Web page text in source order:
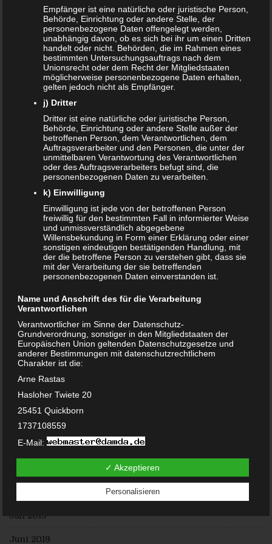
NACHRICHTEN
Kinder- und Jugendstärkungsgesetz kommt
Familien profitieren vom Rekordhaushalt 2020
Cannabis in der Muttermilch nachweisbar
Elterngeld online beantragen
Zahnspange für viele Kinder nicht notwendig
ÄLTERE ARTIKEL
Juni 2024
Mai 2024
März 2023
Oktober 2021
November 2020
Oktober 2020
September 2020
Juni 2020
Februar 2020
Januar 2020
Dezember 2019
Juli 2019
Juni 2019
Empfänger ist eine natürliche oder juristische Person,
Behörde, Einrichtung oder andere Stelle, der
personenbezogene Daten offengelegt werden,
unabhängig davon, ob es sich bei ihr um einen Dritten
handelt oder nicht. Behörden, die im Rahmen eines
bestimmten Untersuchungsauftrags nach dem
Unionsrecht oder dem Recht der Mitgliedstaaten
möglicherweise personenbezogene Daten erhalten,
gelten jedoch nicht als Empfänger.
j) Dritter
Dritter ist eine natürliche oder juristische Person,
Behörde, Einrichtung oder andere Stelle außer der
betroffenen Person, dem Verantwortlichen, dem
Auftragsverarbeiter und den Personen, die unter der
unmittelbaren Verantwortung des Verantwortlichen
oder des Auftragsverarbeiters befugt sind, die
personenbezogenen Daten zu verarbeiten.
k) Einwilligung
Einwilligung ist jede von der betroffenen Person
freiwillig für den bestimmten Fall in informierter Weise
und unmissverständlich abgegebene
Willensbekundung in Form einer Erklärung oder einer
sonstigen eindeutigen bestätigenden Handlung, mit
der die betroffene Person zu verstehen gibt, dass sie
mit der Verarbeitung der sie betreffenden
personenbezogenen Daten einverstanden ist.
Name und Anschrift des für die Verarbeitung
Verantwortlichen
Verantwortlicher im Sinne der Datenschutz-
Grundverordnung, sonstiger in den Mitgliedstaaten der
Europäischen Union geltenden Datenschutzgesetze und
anderer Bestimmungen mit datenschutzrechtlichem
Charakter ist die:
Arne Rastas
Hasloher Twiete 20
25451 Quickborn
1737108559
E-Mail:
DE238100417
Cookies / SessionStorage / LocalStorage
Die Internetseiten verwenden teilweise so genannte Cookies,
LocalStorage und SessionStorage. Dies dient dazu, unser
machen. Local Storage und SessionStorage ist eine
Computer oder mobilen Gerät abspeichert. Cookies sind
✓ Akzeptieren
Personalisieren